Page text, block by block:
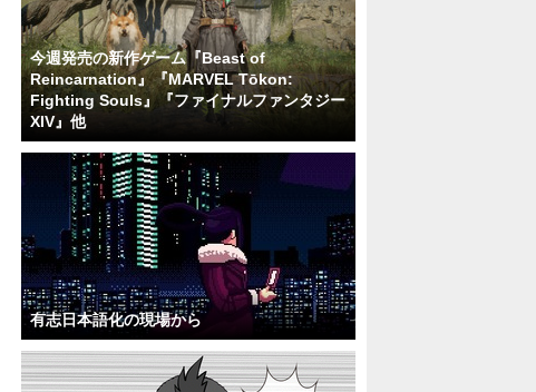
今週発売の新作ゲーム『Beast of
Reincarnation』『MARVEL Tōkon:
Fighting Souls』『ファイナルファンタジー
XIV』他
有志日本語化の現場から